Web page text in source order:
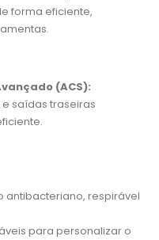
forma eficiente,
(ACS):
saídas traseiras
antibacteriano, respirável
para personalizar o